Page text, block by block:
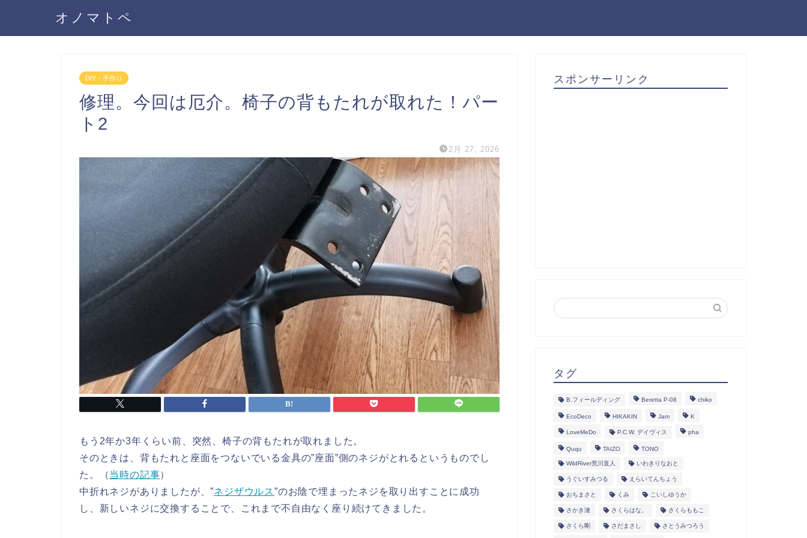
オノマトペ
DIY・手作り
修理。今回は厄介。椅子の背もたれが取れた！パー
ト2
2月 27, 2026
もう2年か3年くらい前、突然、椅子の背もたれが取れました。
そのときは、背もたれと座面をつないでいる金具の”座面”側のネジがとれるというものでし
た。（当時の記事）
中折れネジがありましたが、”ネジザウルス”のお陰で埋まったネジを取り出すことに成功
し、新しいネジに交換することで、これまで不自由なく座り続けてきました。
スポンサーリンク
タグ
B.フィールディング Beretta P-08 chiko
EcoDeco HIKAKIN Jam K
LoveMeDo P.C.W. デイヴィス pha
Ququ TAIZO TONO
WildRiver荒川直人 いわきりなおと
うぐいすみつる えらいてんちょう
おちまさと くみ こいしゆうか
さかき漣 さくらはな。 さくらももこ
さくら剛 さだまさし さとうみつろう